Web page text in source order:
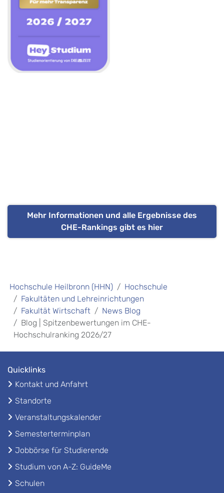
Mehr Informationen und alle Ergebnisse des
CHE-Rankings gibt es hier
Hochschule Heilbronn (HHN)
Hochschule
Fakultäten und Lehreinrichtungen
Fakultät Wirtschaft
News Blog
Blog | Spitzenbewertungen im CHE-
Hochschulranking 2026/27
Quicklinks
Kontakt und Anfahrt
Standorte
Veranstaltungskalender
Semesterterminplan
Jobbörse für Studierende
Studium von A-Z: GuideMe
Schulen